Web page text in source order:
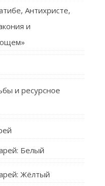
Антихристе,
и
и ресурсное
Белый
Жёлтый